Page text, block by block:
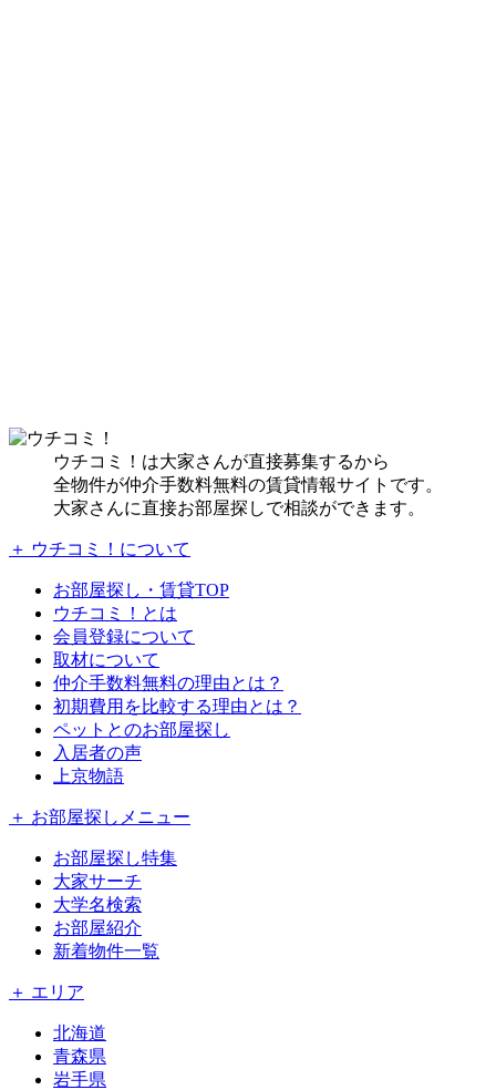
ウチコミ！は大家さんが直接募集するから
全物件が仲介手数料無料の賃貸情報サイトです。
大家さんに直接お部屋探しで相談ができます。
＋ ウチコミ！について
お部屋探し・賃貸TOP
ウチコミ！とは
会員登録について
取材について
仲介手数料無料の理由とは？
初期費用を比較する理由とは？
ペットとのお部屋探し
入居者の声
上京物語
＋ お部屋探しメニュー
お部屋探し特集
大家サーチ
大学名検索
お部屋紹介
新着物件一覧
＋ エリア
北海道
青森県
岩手県